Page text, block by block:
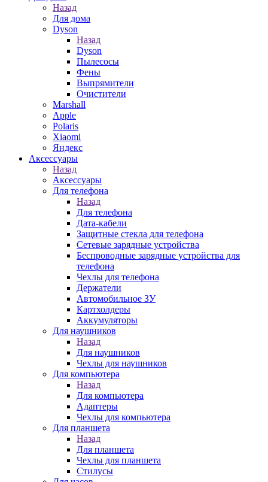
Назад
Для дома
Dyson
Назад
Dyson
Пылесосы
Фены
Выпрямители
Очистители
Marshall
Apple
Polaris
Xiaomi
Яндекс
Аксессуары
Назад
Аксессуары
Для телефона
Назад
Для телефона
Дата-кабели
Защитные стекла для телефона
Сетевые зарядные устройства
Беспроводные зарядные устройства для
телефона
Чехлы для телефона
Держатели
Автомобильное ЗУ
Картхолдеры
Аккумуляторы
Для наушников
Назад
Для наушников
Чехлы для наушников
Для компьютера
Назад
Для компьютера
Адаптеры
Чехлы для компьютера
Для планшета
Назад
Для планшета
Чехлы для планшета
Стилусы